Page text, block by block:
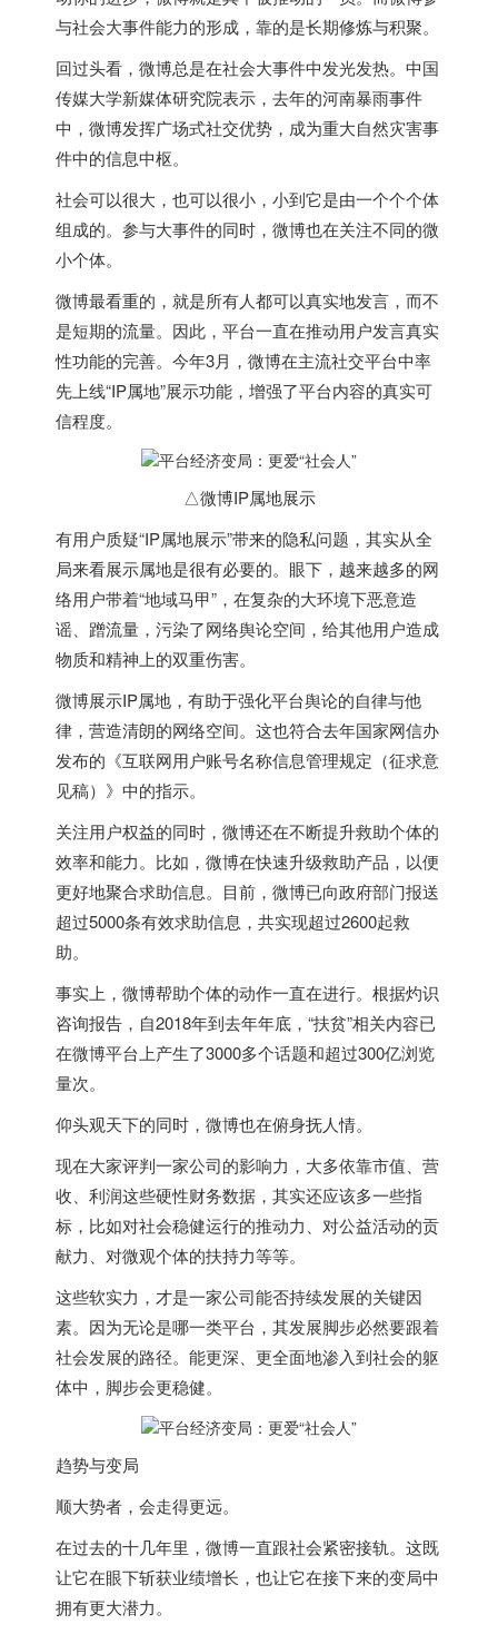
与社会大事件能力的形成，靠的是长期修炼与积聚。
回过头看，微博总是在社会大事件中发光发热。中国
传媒大学新媒体研究院表示，去年的河南暴雨事件
中，微博发挥广场式社交优势，成为重大自然灾害事
件中的信息中枢。
社会可以很大，也可以很小，小到它是由一个个个体
组成的。参与大事件的同时，微博也在关注不同的微
小个体。
微博最看重的，就是所有人都可以真实地发言，而不
是短期的流量。因此，平台一直在推动用户发言真实
性功能的完善。今年3月，微博在主流社交平台中率
先上线“IP属地”展示功能，增强了平台内容的真实可
信程度。
△微博IP属地展示
有用户质疑“IP属地展示”带来的隐私问题，其实从全
局来看展示属地是很有必要的。眼下，越来越多的网
络用户带着“地域马甲”，在复杂的大环境下恶意造
谣、蹭流量，污染了网络舆论空间，给其他用户造成
物质和精神上的双重伤害。
微博展示IP属地，有助于强化平台舆论的自律与他
律，营造清朗的网络空间。这也符合去年国家网信办
发布的《互联网用户账号名称信息管理规定（征求意
见稿）》中的指示。
关注用户权益的同时，微博还在不断提升救助个体的
效率和能力。比如，微博在快速升级救助产品，以便
更好地聚合求助信息。目前，微博已向政府部门报送
超过5000条有效求助信息，共实现超过2600起救
助。
事实上，微博帮助个体的动作一直在进行。根据灼识
咨询报告，自2018年到去年年底，“扶贫”相关内容已
在微博平台上产生了3000多个话题和超过300亿浏览
量次。
仰头观天下的同时，微博也在俯身抚人情。
现在大家评判一家公司的影响力，大多依靠市值、营
收、利润这些硬性财务数据，其实还应该多一些指
标，比如对社会稳健运行的推动力、对公益活动的贡
献力、对微观个体的扶持力等等。
这些软实力，才是一家公司能否持续发展的关键因
素。因为无论是哪一类平台，其发展脚步必然要跟着
社会发展的路径。能更深、更全面地渗入到社会的躯
体中，脚步会更稳健。
趋势与变局
顺大势者，会走得更远。
在过去的十几年里，微博一直跟社会紧密接轨。这既
让它在眼下斩获业绩增长，也让它在接下来的变局中
拥有更大潜力。